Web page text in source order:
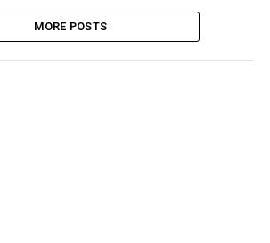
MORE POSTS